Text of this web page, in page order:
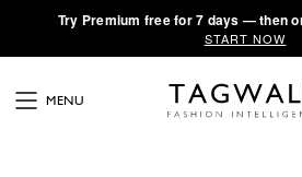
·Try Premium free for 7 days — then
START NOW
MENU